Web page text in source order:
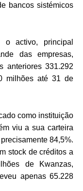
bancos sistémicos
activo, principal
das empresas,
anteriores 331.292
milhões até 31 de
como instituição
viu a sua carteira
84,5%.
stock de créditos a
de Kwanzas,
apenas 65.228